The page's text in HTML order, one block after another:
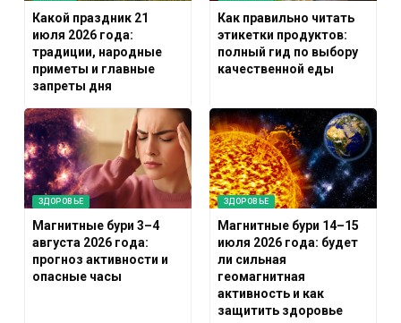
Какой праздник 21
июля 2026 года:
традиции, народные
приметы и главные
запреты дня
Как правильно читать
этикетки продуктов:
полный гид по выбору
качественной еды
ЗДОРОВЬЕ
Магнитные бури 3–4
августа 2026 года:
прогноз активности и
опасные часы
ЗДОРОВЬЕ
Магнитные бури 14–15
июля 2026 года: будет
ли сильная
геомагнитная
активность и как
защитить здоровье